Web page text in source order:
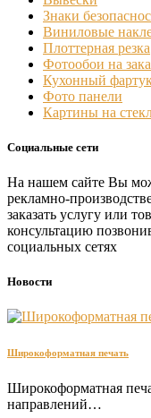
Знаки
Виниловые
Плоттерная резка
Фотообои на
Кухонный
Фото панели
Картины на
Социальные сети
На нашем сайте Вы
рекламно-
заказать услугу или
консультацию
социальных сетях
Новости
Широкоформатная печать
Широкоформатная
направлений…